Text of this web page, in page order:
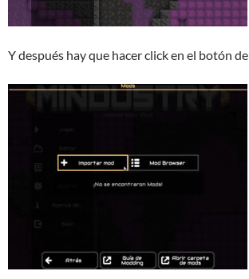
Y después hay que hacer click en el botón de